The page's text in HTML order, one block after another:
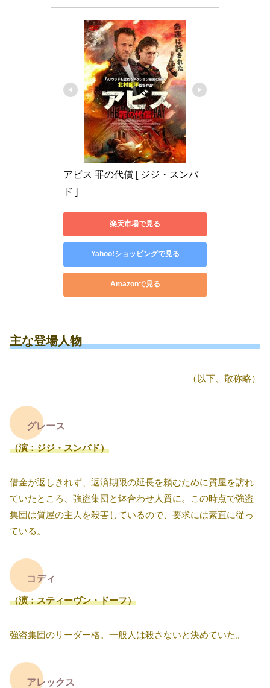
アビス 罪の代償 [ ジジ・スンバ
ド ]
楽天市場で見る
Yahoo!ショッピングで見る
Amazonで見る
主な登場人物
（以下、敬称略）
グレース
（演：ジジ・スンバド）
借金が返しきれず、返済期限の延長を頼むために質屋を訪れ
ていたところ、強盗集団と鉢合わせ人質に。この時点で強盗
集団は質屋の主人を殺害しているので、要求には素直に従っ
ている。
コディ
（演：スティーヴン・ドーフ）
強盗集団のリーダー格。一般人は殺さないと決めていた。
アレックス